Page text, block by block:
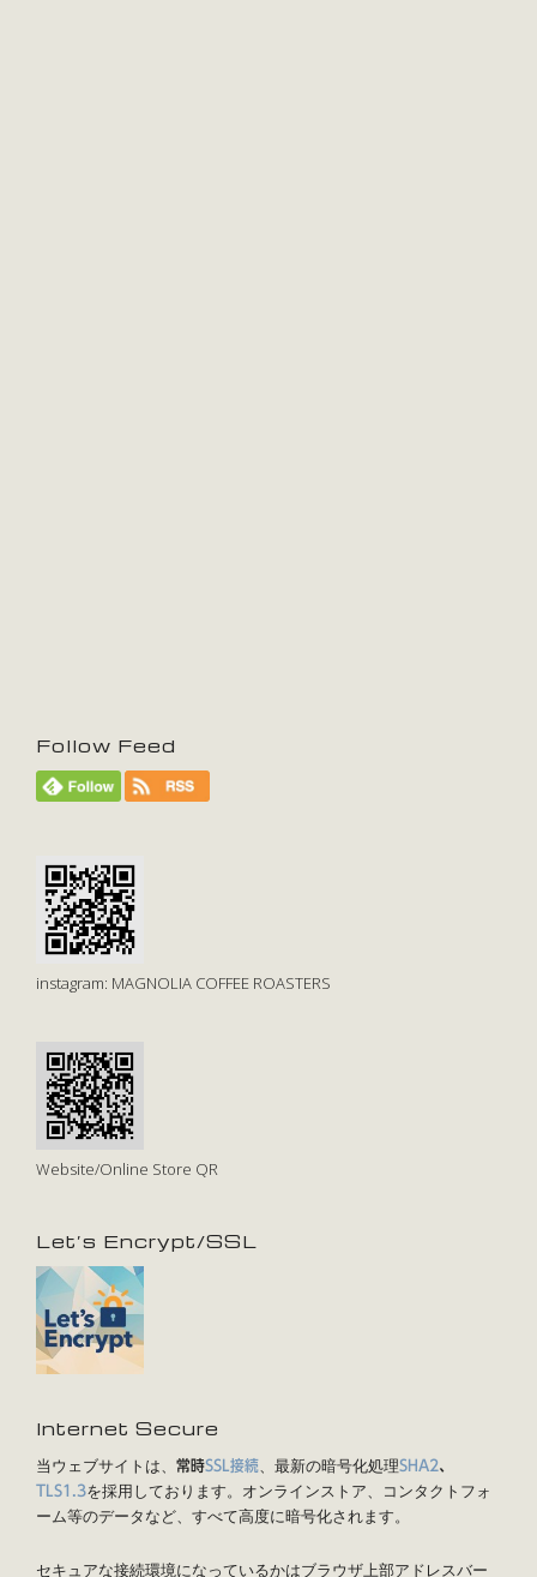
Follow Feed
instagram: MAGNOLIA COFFEE ROASTERS
Website/Online Store QR
Let’s Encrypt/SSL
Internet Secure
当ウェブサイトは、 常時SSL接続、最新の暗号化処理SHA2、
TLS1.3を採用しております。オンラインストア、コンタクトフォ
ーム等のデータなど、すべて高度に暗号化されます。
セキュアな接続環境になっているかはブラウザ上部アドレスバー